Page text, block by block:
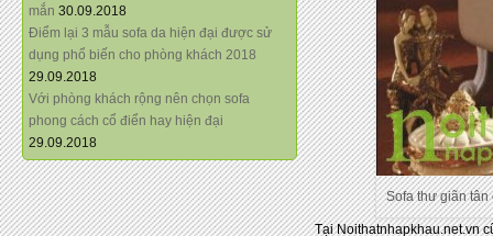
mắn 30.09.2018
Điểm lại 3 mẫu sofa da hiện đại được sử
dụng phổ biến cho phòng khách 2018
29.09.2018
Với phòng khách rộng nên chọn sofa
phong cách cổ điển hay hiện đại
29.09.2018
Sofa thư giãn
Tại Noithatnhapkhau.net.vn